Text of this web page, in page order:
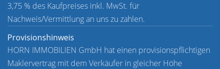
3,75 % des Kaufpreises inkl. MwSt. für
Nachweis/Vermittlung an uns zu zahlen.
Provisionshinweis
HORN IMMOBILIEN GmbH hat einen provisionspflichtigen
Maklervertrag mit dem Verkäufer in gleicher Höhe